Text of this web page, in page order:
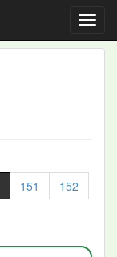
151
152